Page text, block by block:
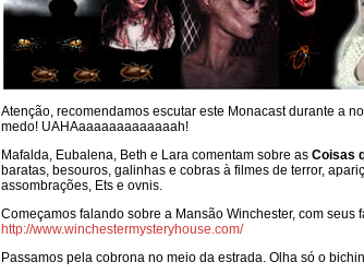
Atenção, recomendamos escutar este Monacast durante a
medo! UAHAaaaaaaaaaaaaah!
Mafalda, Eubalena, Beth e Lara comentam sobre as Coisas
baratas, besouros, galinhas e cobras à filmes de terror,
assombrações, Ets e ovnis.
Começamos falando sobre a Mansão Winchester, com seus
http://www.winchestermysteryhouse.com/
Passamos pela cobrona no meio da estrada. Olha só o